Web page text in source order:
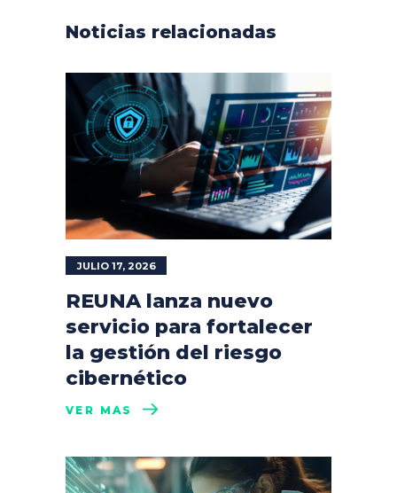
Noticias relacionadas
JULIO 17, 2026
REUNA lanza nuevo
servicio para fortalecer
la gestión del riesgo
cibernético
VER MÁS